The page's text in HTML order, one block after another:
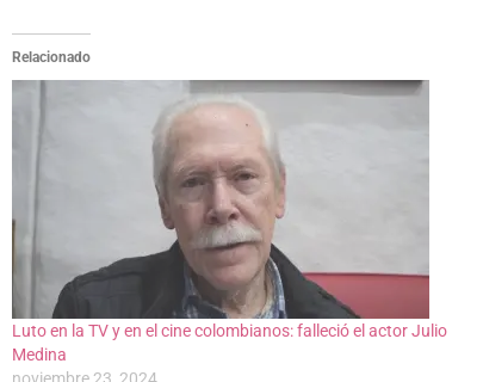
Relacionado
Luto en la TV y en el cine colombianos: falleció el actor Julio
Medina